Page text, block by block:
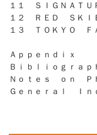
１１ ＳＩＧＮＡＴ
１２ ＲＥＤ ＳＫＩ
１３ ＴＯＫＹＯ Ｆ
Ａｐｐｅｎｄｉｘ
Ｂｉｂｌｉｏｇｒａｐ
Ｎｏｔｅｓ ｏｎ Ｐ
Ｇｅｎｅｒａｌ Ｉｎ